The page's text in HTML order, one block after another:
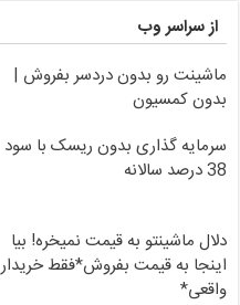
از سراسر وب
ماشینت رو بدون دردسر بفروش |
بدون کمسیون
سرمایه گذاری بدون ریسک با سود
38 درصد سالانه
دلال ماشینتو به قیمت نمیخره! بیا
اینجا به قیمت بفروش*فقط خریدار
واقعی*